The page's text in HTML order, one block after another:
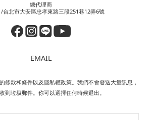
總代理商
台北市大安區忠孝東路三段251巷12弄6號
EMAIL
條款和條件以及隱私權政策。我們不會發送大量訊息，
到垃圾郵件。你可以選擇任何時候退出。